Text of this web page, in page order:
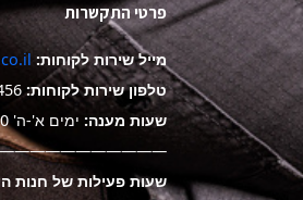
פרטי התקשרות
מייל שירות לקוחות:
טלפון שירות לקוחות:
שעות מענה: ימים א'-ה' 9:00-14:00
שעות פעילות של חנות